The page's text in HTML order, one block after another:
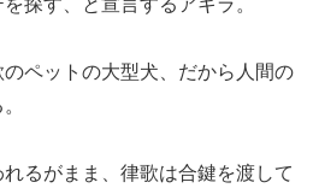
探す、と宣言するアキラ。
ペットの大型犬、だから人間の
れるがまま、律歌は合鍵を渡して